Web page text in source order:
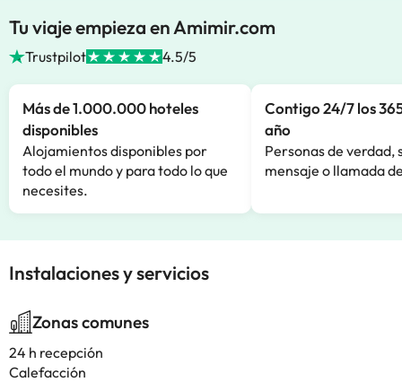
Tu viaje empieza en Amimir.com
Trustpilot 4.5/5
Más de 1.000.000 hoteles
disponibles
Alojamientos disponibles por
todo el mundo y para todo lo que
necesites.
Contigo 24/7 los
año
Personas de verdad,
mensaje o llamada
Instalaciones y servicios
Zonas comunes
24 h recepción
Calefacción